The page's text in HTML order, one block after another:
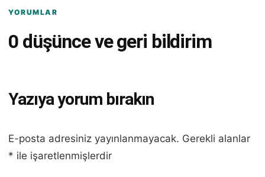
YORUMLAR
0 düşünce ve geri bildirim
Yazıya yorum bırakın
E-posta adresiniz yayınlanmayacak. Gerekli alanlar
* ile işaretlenmişlerdir